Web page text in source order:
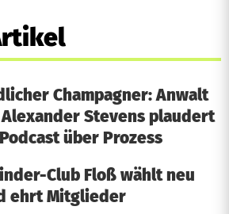
Champagner: Anwalt
Alexander Stevens plaudert
über Prozess
Club Floß wählt neu
ehrt Mitglieder